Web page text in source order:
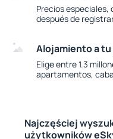
Precios
después de
Alojamiento a
Elige entre 1.3
apartamentos,
Najczęściej
użytkowników